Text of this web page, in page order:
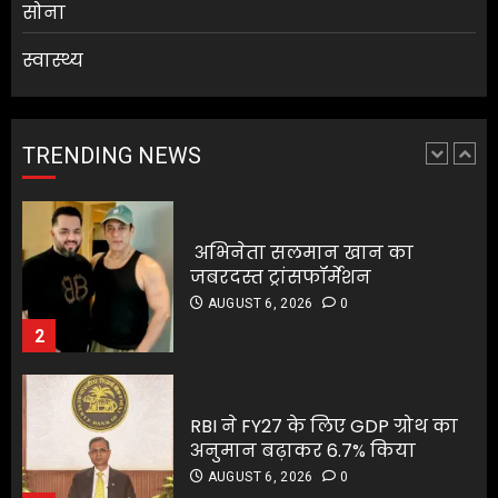
सोना
स्वास्थ्य
TRENDING NEWS
2
जबरदस्त ट्रांसफॉर्मेशन
3
RBI ने FY27 के लिए GDP ग्रोथ का
अनुमान बढ़ाकर 6.7% किया
AUGUST 6, 2026 0
ग्राहकों की मांग पर यामाहा ने फिर
पेश किए मोटोजीपी एडिशन
AUGUST 6, 2026 0
AUGUST 6, 2026 0
AUGUST 6, 2026 0